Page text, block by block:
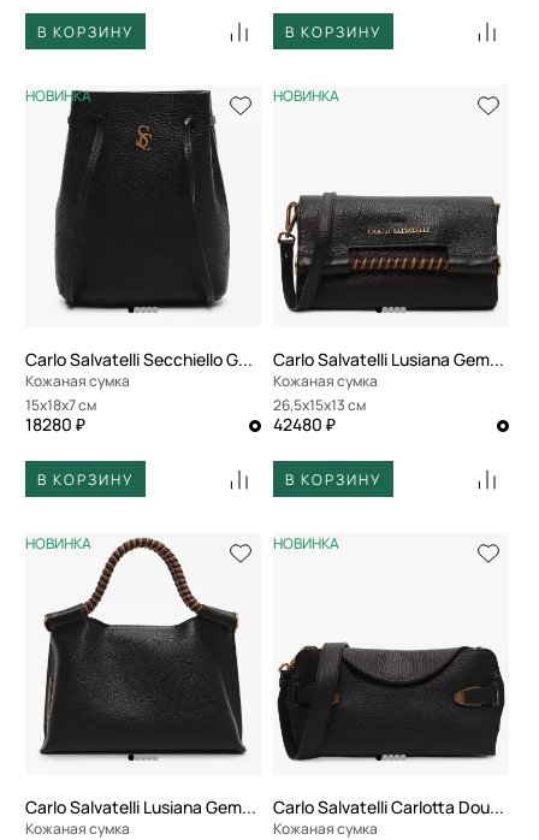
В КОРЗИНУ В КОРЗИНУ
НОВИНКА
Carlo Salvatelli Secchiello Gemma
Кожаная сумка
15x18x7 см
18280 ₽
В КОРЗИНУ
НОВИНКА
Carlo Salvatelli Lusiana Gemma
Кожаная сумка
26,5x15x13 см
42480 ₽
В КОРЗИНУ
НОВИНКА
Carlo Salvatelli Lusiana Gemma
Кожаная сумка
НОВИНКА
Carlo Salvatelli Carlotta Double
Кожаная сумка